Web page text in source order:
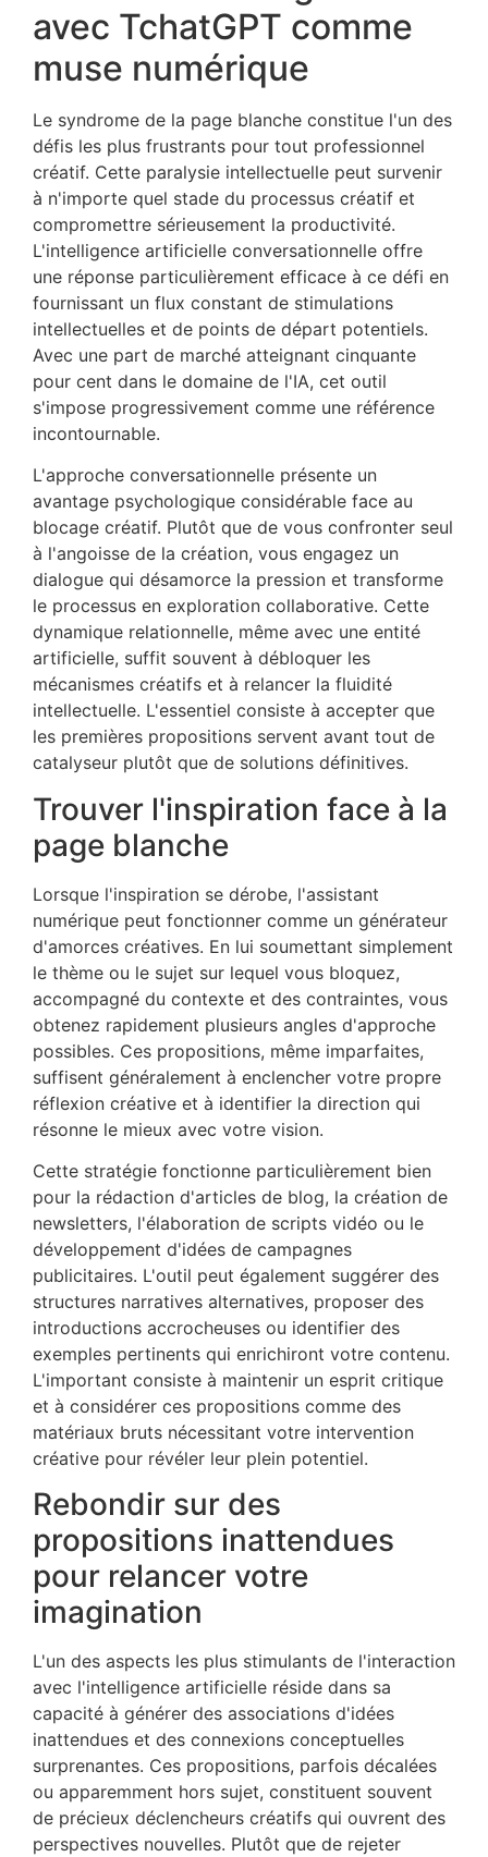
avec TchatGPT comme
muse numérique
Le syndrome de la page blanche constitue l'un des
défis les plus frustrants pour tout professionnel
créatif. Cette paralysie intellectuelle peut survenir
à n'importe quel stade du processus créatif et
compromettre sérieusement la productivité.
L'intelligence artificielle conversationnelle offre
une réponse particulièrement efficace à ce défi en
fournissant un flux constant de stimulations
intellectuelles et de points de départ potentiels.
Avec une part de marché atteignant cinquante
pour cent dans le domaine de l'IA, cet outil
s'impose progressivement comme une référence
incontournable.
L'approche conversationnelle présente un
avantage psychologique considérable face au
blocage créatif. Plutôt que de vous confronter seul
à l'angoisse de la création, vous engagez un
dialogue qui désamorce la pression et transforme
le processus en exploration collaborative. Cette
dynamique relationnelle, même avec une entité
artificielle, suffit souvent à débloquer les
mécanismes créatifs et à relancer la fluidité
intellectuelle. L'essentiel consiste à accepter que
les premières propositions servent avant tout de
catalyseur plutôt que de solutions définitives.
Trouver l'inspiration face à la
page blanche
Lorsque l'inspiration se dérobe, l'assistant
numérique peut fonctionner comme un générateur
d'amorces créatives. En lui soumettant simplement
le thème ou le sujet sur lequel vous bloquez,
accompagné du contexte et des contraintes, vous
obtenez rapidement plusieurs angles d'approche
possibles. Ces propositions, même imparfaites,
suffisent généralement à enclencher votre propre
réflexion créative et à identifier la direction qui
résonne le mieux avec votre vision.
Cette stratégie fonctionne particulièrement bien
pour la rédaction d'articles de blog, la création de
newsletters, l'élaboration de scripts vidéo ou le
développement d'idées de campagnes
publicitaires. L'outil peut également suggérer des
structures narratives alternatives, proposer des
introductions accrocheuses ou identifier des
exemples pertinents qui enrichiront votre contenu.
L'important consiste à maintenir un esprit critique
et à considérer ces propositions comme des
matériaux bruts nécessitant votre intervention
créative pour révéler leur plein potentiel.
Rebondir sur des
propositions inattendues
pour relancer votre
imagination
L'un des aspects les plus stimulants de l'interaction
avec l'intelligence artificielle réside dans sa
capacité à générer des associations d'idées
inattendues et des connexions conceptuelles
surprenantes. Ces propositions, parfois décalées
ou apparemment hors sujet, constituent souvent
de précieux déclencheurs créatifs qui ouvrent des
perspectives nouvelles. Plutôt que de rejeter